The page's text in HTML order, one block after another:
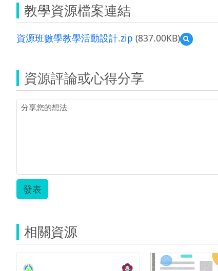
教學資源檔案連結
資源班數學教學活動設計.zip (837.00KB)
預
覽
學
資源評論或心得分享
發表
相關資源